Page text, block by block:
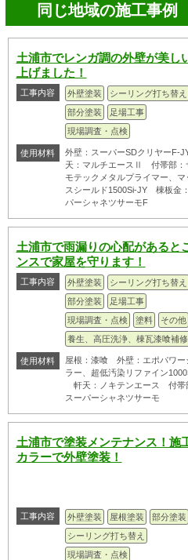
同じ地域の施工事例
土浦市でレンガ調の外壁が美し
上げました！
工事内容 外壁塗装
シーリング打ち替え
部分塗装
足場工事
現場調査・点検
使用材料
外壁：スーパーSDクリヤーF-
天：マルチエースⅡ 付帯部：
モテックメタルプライマー、マ
スシールド1500Si-JY 棟板金
パーシャネツサーモF
土浦市で雨漏りの心配があると
ンスで家屋を守ります！
工事内容 外壁塗装
シーリング打ち替え
部分塗装
足場工事
現場調査・点検
塗料
その他
養生、高圧洗浄、棟瓦漆喰補修
使用材料
屋根：漆喰 外壁：エポパワー
ラー、超低汚染リファイン
軒天：ノキテンエース 付帯
スーパーシャネツサーモ
土浦市で塗装メンテナンス！施
カラーで外壁塗装！
工事内容 外壁塗装 屋根塗装
部分塗装
シーリング打ち替え
現場調査・点検